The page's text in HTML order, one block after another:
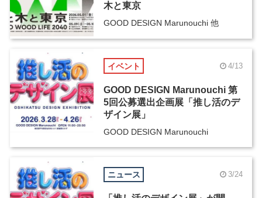
木と東京
GOOD DESIGN Marunouchi 他
イベント 4/13
GOOD DESIGN Marunouchi 第
5回公募選出企画展「推し活のデ
ザイン展」
GOOD DESIGN Marunouchi
ニュース 3/24